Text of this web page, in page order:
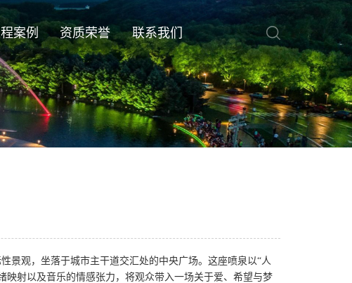
案例 资质荣誉 联系我们
景观，坐落于城市主干道交汇处的中央广场。这座喷泉以“人
射以及音乐的情感张力，将观众带入一场关于爱、希望与梦